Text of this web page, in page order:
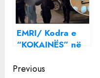
EMRI/ Kodra e
“KOKAINËS” në
është
Continue
Previous